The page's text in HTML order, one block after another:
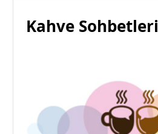
Kahve Sohbetleri